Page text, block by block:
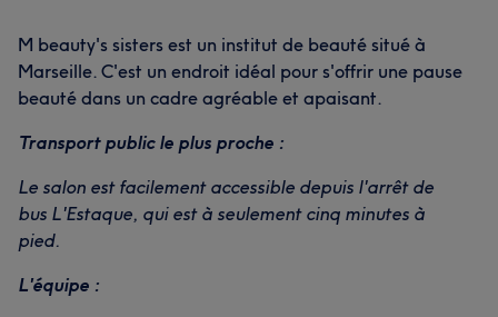
M beauty's sisters est un institut de beauté situé à
Marseille. C'est un endroit idéal pour s'offrir une pause
beauté dans un cadre agréable et apaisant.
Transport public le plus proche :
Le salon est facilement accessible depuis l'arrêt de
bus L'Estaque, qui est à seulement cinq minutes à
pied.
L'équipe :